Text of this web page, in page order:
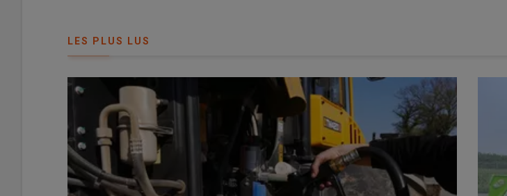
dePöttinger . Cet
Lire aussi : ESSAI Pöttinger Plano VT 6060 : « Un scalpeur par excellence »
LES PLUS LUS